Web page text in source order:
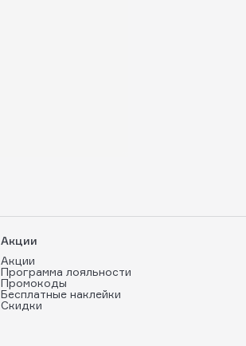
Акции
Акции
Программа лояльности
Промокоды
Бесплатные наклейки
Скидки